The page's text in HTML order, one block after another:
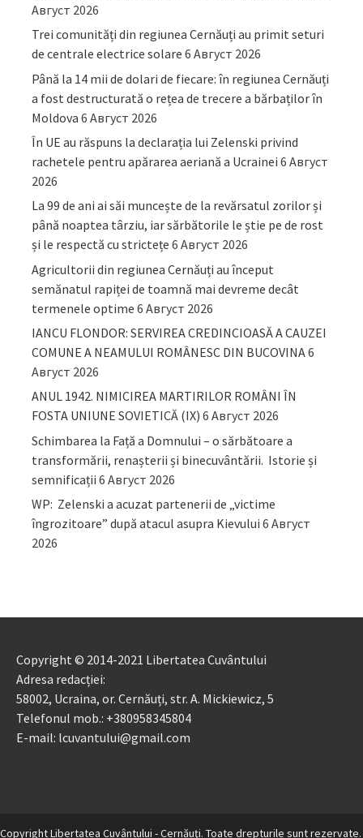
Август 2026
Trei comunități din regiunea Cernăuți au primit seturi
de centrale electrice solare 6 Август 2026
Până la 14 mii de dolari de fiecare: în regiunea Cernăuți
a fost destructurată o rețea de trecere a bărbaților în
Moldova 6 Август 2026
În UE au răspuns la declarația lui Zelenski privind
rachetele pentru apărarea aeriană a Ucrainei 6 Август
2026
La 99 de ani ai săi muncește de la revărsatul zorilor și
până noaptea târziu, iar sărbătorile le știe pe de rost
și le respectă cu strictețe 6 Август 2026
Agricultorii din regiunea Cernăuți au început
semănatul rapiței de toamnă mai devreme decât
termenele optime 6 Август 2026
IANCU FLONDOR: SERVIREA CREDINCIOASĂ A CAUZEI
COMUNE A NEAMULUI ROMÂNESC DIN BUCOVINA6
Август 2026
ANUL 1942. NIMICIREA MARTIRILOR ROMÂNI ÎN
FOSTA UNIUNE SOVIETICĂ (IX) 6 Август 2026
Schimbarea la Față a Domnului – o sărbătoare a
transformării, renașterii și binecuvântării. Istorie și
semnificații 6 Август 2026
WP: Zelenski a acuzat partenerii de „victime
îngrozitoare” după atacul asupra Kievului 6 Август
2026
Copyright © 2014-2021 Libertatea Cuvântului
Adresa redacției:
58002, Ucraina, or. Cernăuți, str. A. Mickiewicz, 5
Telefonul mob.: +380958345804
E-mail: lcuvantului@gmail.com
Copyright Libertatea Cuvântului - Cernăuţi. Toate drepturile sunt rezervate.